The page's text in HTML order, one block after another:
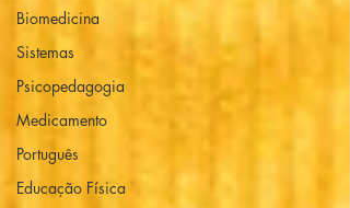
Biomedicina
Sistemas
Psicopedagogia
Medicamento
Português
Educação Física